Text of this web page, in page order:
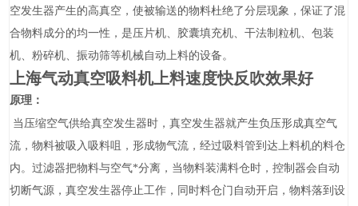
空发生器产生的高真空，使被输送的物料杜绝了分层现象，保证了混
合物料成分的均一性，是压片机、胶囊填充机、干法制粒机、包装
机、粉碎机、振动筛等机械自动上料的设备。
上海气动真空吸料机上料速度快反吹效果好
原理：
当压缩空气供给真空发生器时，真空发生器就产生负压形成真空气
流，物料被吸入吸料咀，形成物气流，经过吸料管到达上料机的料仓
内。过滤器把物料与空气*分离，当物料装满料仓时，控制器会自动
切断气源，真空发生器停止工作，同时料仓门自动开启，物料落到设